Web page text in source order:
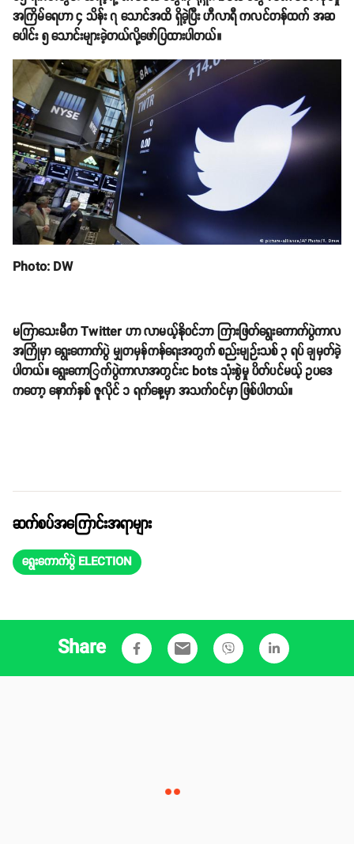
အကြိမ်ရေဟာ ၄ သိန်း ၇ သောင်အထိ ရှိခဲ့ပြီး ဟီလာရီ ကလင်တန်ထက် အဆ
ပေါင်း ၅ သောင်းများခဲ့တယ်လို့ဖော်ပြထားပါတယ်။
Photo: DW
မကြာသေးမီက Twitter ဟာ လာမယ့်နိုဝင်ဘာ ကြားဖြတ်ရွေးကောက်ပွဲကာလ
အကြိုမှာ ရွေးကောက်ပွဲ မျှတမှန်ကန်ရေးအတွက် စည်းမျဉ်းသစ် ၃ ရပ် ချမှတ်ခဲ့
ပါတယ်။ ရွေးကောြက်ပွဲကာလာအတွင်းင bots သုံးစွဲမှု ပိတ်ပင်မယ့် ဥပဒေ
ကတော့ နောက်နှစ် ဇူလိုင် ၁ ရက်နေ့မှာ အသက်ဝင်မှာ ဖြစ်ပါတယ်။
ဆက်စပ်အကြောင်းအရာများ
ရွေးကောက်ပွဲ ELECTION
Share email